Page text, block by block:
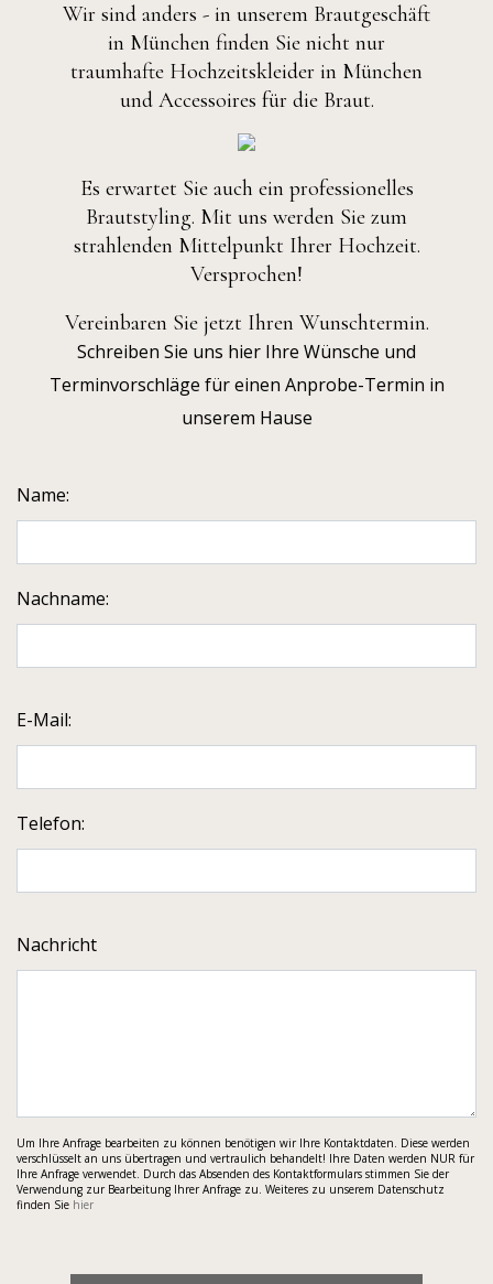
Wir sind anders - in unserem Brautgeschäft
in München finden Sie nicht nur
traumhafte Hochzeitskleider in München
und Accessoires für die Braut.
Es erwartet Sie auch ein professionelles
Brautstyling. Mit uns werden Sie zum
strahlenden Mittelpunkt Ihrer Hochzeit.
Versprochen!
Vereinbaren Sie jetzt Ihren Wunschtermin.
Schreiben Sie uns hier Ihre Wünsche und
Terminvorschläge für einen Anprobe-Termin in
unserem Hause
Name:
Nachname:
E-Mail:
Telefon:
Nachricht
Um Ihre Anfrage bearbeiten zu können benötigen wir Ihre Kontaktdaten. Diese werden
verschlüsselt an uns übertragen und vertraulich behandelt! Ihre Daten werden NUR für
Ihre Anfrage verwendet. Durch das Absenden des Kontaktformulars stimmen Sie der
Verwendung zur Bearbeitung Ihrer Anfrage zu. Weiteres zu unserem Datenschutz
finden Sie hier